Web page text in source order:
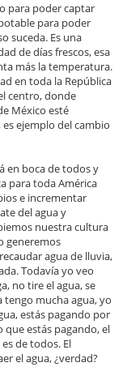
para poder captar
para poder
suceda. Es una
de días frescos, esa
más la temperatura.
en toda la República
centro, donde
México esté
ejemplo del cambio
en boca de todos y
para toda América
e incrementar
del agua y
nuestra cultura
generemos
agua de lluvia,
Todavía yo veo
no tire el agua, se
tengo mucha agua, yo
estás pagando por
que estás pagando, el
de todos. El
el agua, ¿verdad?